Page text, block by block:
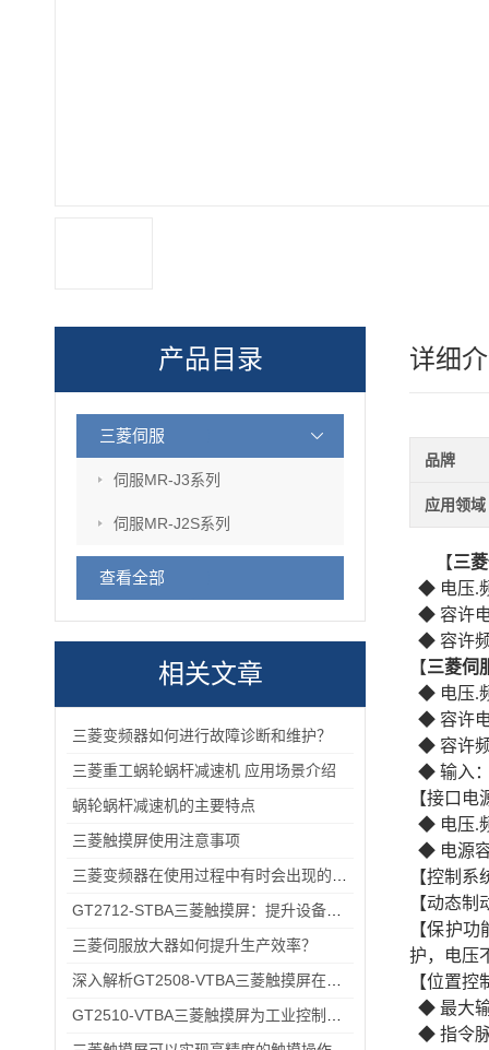
产品目录
三菱伺服
伺服MR-J3系列
伺服MR-J2S系列
查看全部
相关文章
三菱变频器如何进行故障诊断和维护？
三菱重工蜗轮蜗杆减速机 应用场景介绍
蜗轮蜗杆减速机的主要特点
三菱触摸屏使用注意事项
三菱伺服放大器如何提升生产效率？
详细
品牌
应用领域
【三
◆ 电压.
◆ 容许
◆ 容许
【三菱伺
◆ 电压.
◆ 容许
◆ 容许
◆ 输入
【接口电
◆ 电压.
◆ 电源
【控制
【动态制
【保护
护，电压
【位置控
◆ 最大输
◆ 指令